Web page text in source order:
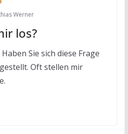
Werner
los?
Sie sich diese Frage
Oft stellen mir